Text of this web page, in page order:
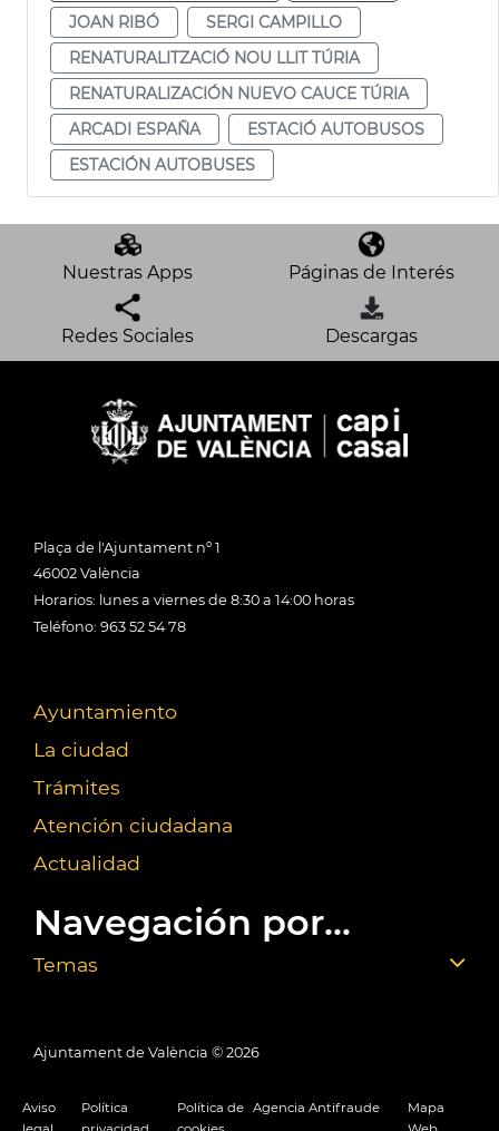
JOAN RIBÓ
SERGI CAMPILLO
RENATURALITZACIÓ NOU LLIT TÚRIA
RENATURALIZACIÓN NUEVO CAUCE TÚRIA
ARCADI ESPAÑA
ESTACIÓ AUTOBUSOS
ESTACIÓN AUTOBUSES
Nuestras Apps Páginas de Interés
Redes Sociales Descargas
Plaça de l'Ajuntament nº 1
46002 València
Horarios: lunes a viernes de 8:30 a 14:00 horas
Teléfono: 963 52 54 78
Ayuntamiento
La ciudad
Trámites
Atención ciudadana
Actualidad
Navegación por...
Temas
Ajuntament de València © 2026
Aviso
Política
Política de Agencia Antifraude
Mapa